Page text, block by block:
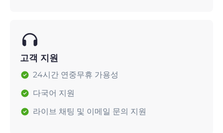
고객 지원
24시간 연중무휴 가용성
다국어 지원
라이브 채팅 및 이메일 문의 지원